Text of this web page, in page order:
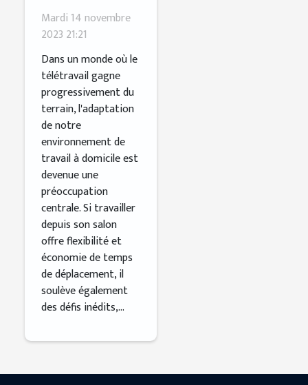
productilité
en télétravail
:
L'importance
d'un
aménagement
ergonomique
Mardi 14 novembre
2023 21:21
Dans un monde où le
télétravail gagne
progressivement du
terrain, l'adaptation
de notre
environnement de
travail à domicile est
devenue une
préoccupation
centrale. Si travailler
depuis son salon
offre flexibilité et
économie de temps
de déplacement, il
soulève également
des défis inédits,...